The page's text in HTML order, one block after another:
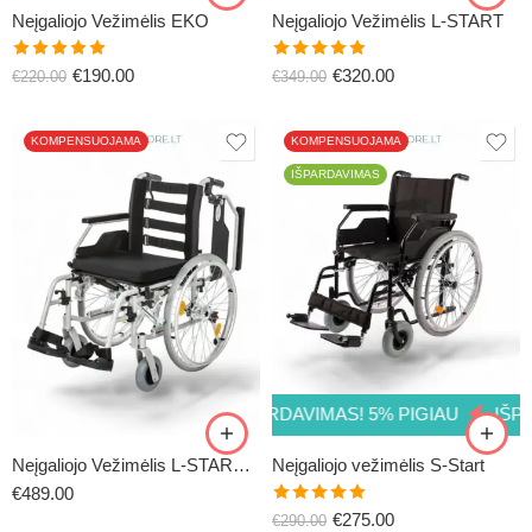
Neįgaliojo Vežimėlis EKO
Įvertinimas:
€220.00 €190.00
Neįgaliojo Vežimėlis L-START
Įvertinimas:
€349.00 €320.00
51CM
KOMPENSUOJAMA
Neįgaliojo Vežimėlis L-START PLUS
€489.00
39CM
42CM
45CM (standartinis
dydis)
KOMPENSUOJAMA
IŠPARDAVIMAS
5% PIGIAU IŠPARDAVIMAS! 5% PIGIAU
Neįgaliojo vežimėlis S-Start
Įvertinimas:
€290.00 €275.00
36CM
38CM
41CM
43CM
48CM